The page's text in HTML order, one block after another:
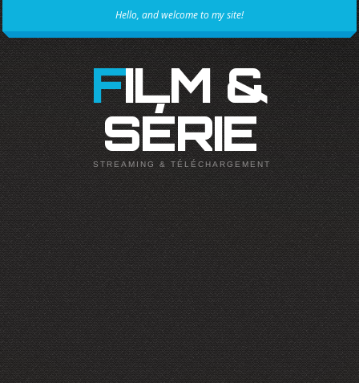
Hello, and welcome to my site!
FILM &
SÉRIE
STREAMING & TÉLÉCHARGEMENT